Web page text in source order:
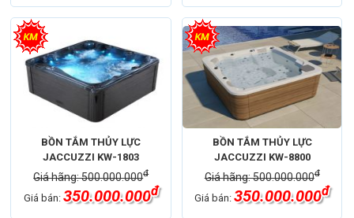
BỒN TẮM THỦY LỰC
JACCUZZI KW-1803
Giá hãng: 500.000.000đ
Giá bán: 350.000.000đ
BỒN TẮM THỦY LỰC
JACCUZZI KW-8800
Giá hãng: 500.000.000đ
Giá bán:350.000.000đ